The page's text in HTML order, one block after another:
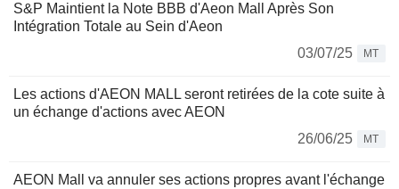
S&P Maintient la Note BBB d'Aeon Mall Après Son
Intégration Totale au Sein d'Aeon
03/07/25
MT
Les actions d'AEON MALL seront retirées de la cote suite à
un échange d'actions avec AEON
26/06/25
MT
AEON Mall va annuler ses actions propres avant l'échange